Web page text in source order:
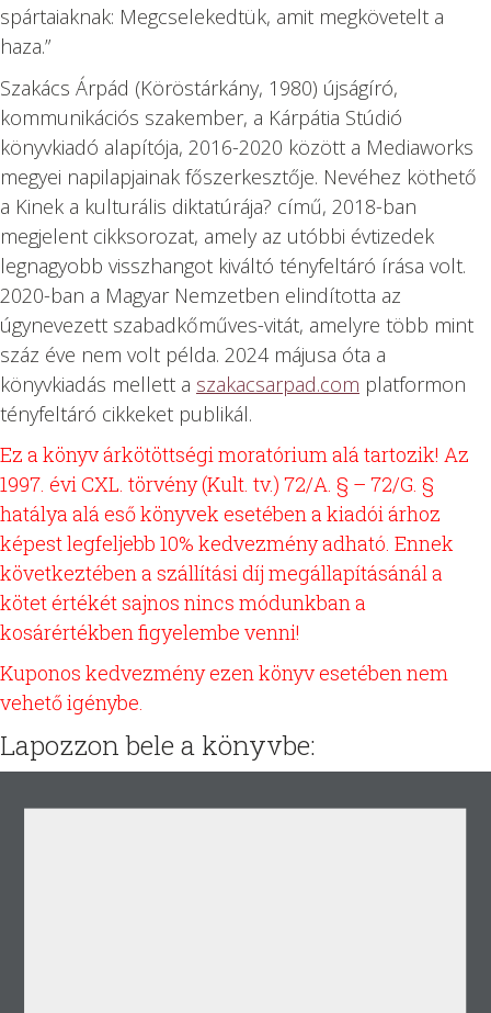
spártaiaknak: Megcselekedtük, amit megkövetelt a
haza.”
Szakács Árpád (Köröstárkány, 1980) újságíró,
kommunikációs szakember, a Kárpátia Stúdió
könyvkiadó alapítója, 2016-2020 között a Mediaworks
megyei napilapjainak főszerkesztője. Nevéhez köthető
a Kinek a kulturális diktatúrája? című, 2018-ban
megjelent cikksorozat, amely az utóbbi évtizedek
legnagyobb visszhangot kiváltó tényfeltáró írása volt.
2020-ban a Magyar Nemzetben elindította az
úgynevezett szabadkőműves-vitát, amelyre több mint
száz éve nem volt példa. 2024 májusa óta a
könyvkiadás mellett a szakacsarpad.com platformon
tényfeltáró cikkeket publikál.
Ez a könyv árkötöttségi moratórium alá tartozik! Az
1997. évi CXL. törvény (Kult. tv.) 72/A. § – 72/G. §
hatálya alá eső könyvek esetében a kiadói árhoz
képest legfeljebb 10% kedvezmény adható. Ennek
következtében a szállítási díj megállapításánál a
kötet értékét sajnos nincs módunkban a
kosárértékben figyelembe venni!
Kuponos kedvezmény ezen könyv esetében nem
vehető igénybe.
Lapozzon bele a könyvbe: